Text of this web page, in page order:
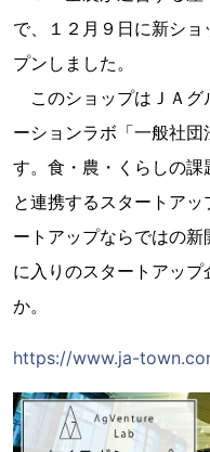
で、１２月９日に新シ
プンしました。
このショップはＪＡグ
ーションラボ「一般社
す。食・農・くらしの
と連携するスタートア
ートアップならではの
に入りのスタートアッ
か。
https://www.ja-